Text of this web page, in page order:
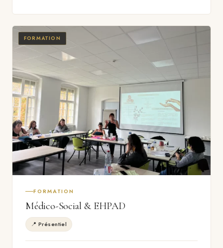
FORMATION
FORMATION
Médico-Social & EHPAD
📍 Présentiel